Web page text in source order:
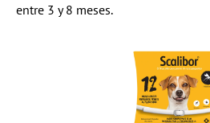
entre 3 y 8 meses.